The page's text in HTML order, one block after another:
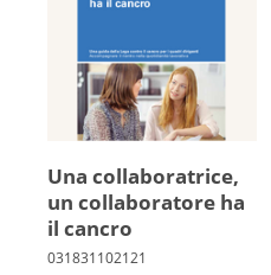
Una collaboratrice,
un collaboratore ha
il cancro